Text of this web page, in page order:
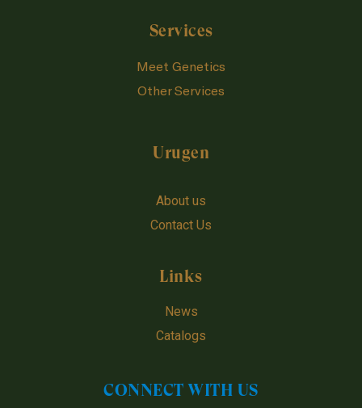
Services
Meet Genetics
Other Services
Urugen
About us
Contact Us
Links
News
Catalogs
CONNECT WITH US